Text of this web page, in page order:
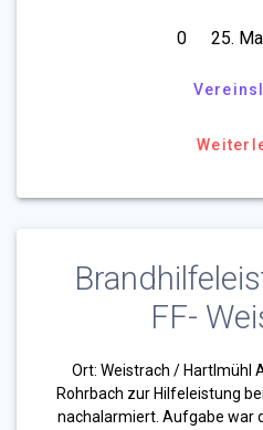
0 25.
FF-
Ort: Weistrach / Hartlmühl
Rohrbach zur Hilfeleistung
nachalarmiert. Aufgabe war